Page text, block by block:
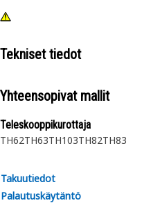
Tekniset tiedot
Yhteensopivat mallit
Teleskooppikurottaja
TH62TH63TH103TH82TH83
Takuutiedot
Palautuskäytäntö